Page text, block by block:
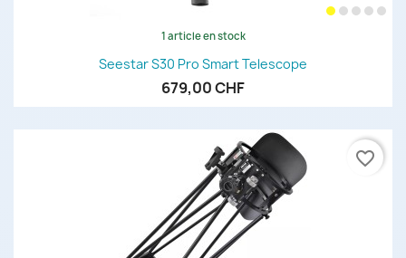
1 article en stock
Seestar S30 Pro Smart Telescope
679,00 CHF
favorite_border